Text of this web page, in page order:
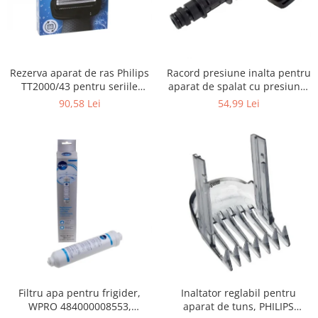
Gaming, Carti & Birotica
Birotica & Papetarie
Ingrijire personala & Cosmetice
Accesorii aparate de ras electrice
Accesorii aparate hair styling
personala
Aparate cosmetice
Articole Sanatate si Wellness
Consumabile sanitare
Cosmetice si produse ingrijire
personala
Igiena dentara
Jucarii, Copii & Bebe
Camera copilului
Hrana bebelusi
Rezerva aparat de ras Philips
TT2000/43 pentru seriile
Bodygroom 3000/5000/7000 si
90,58 Lei
Racord presiune inalta pentru
aparat de spalat cu presiune,
KARCHER 9.013-355.0, K4/K5
54,99 Lei
Filtru apa pentru frigider,
WPRO 484000008553,
Inaltator reglabil pentru
aparat de tuns, PHILIPS